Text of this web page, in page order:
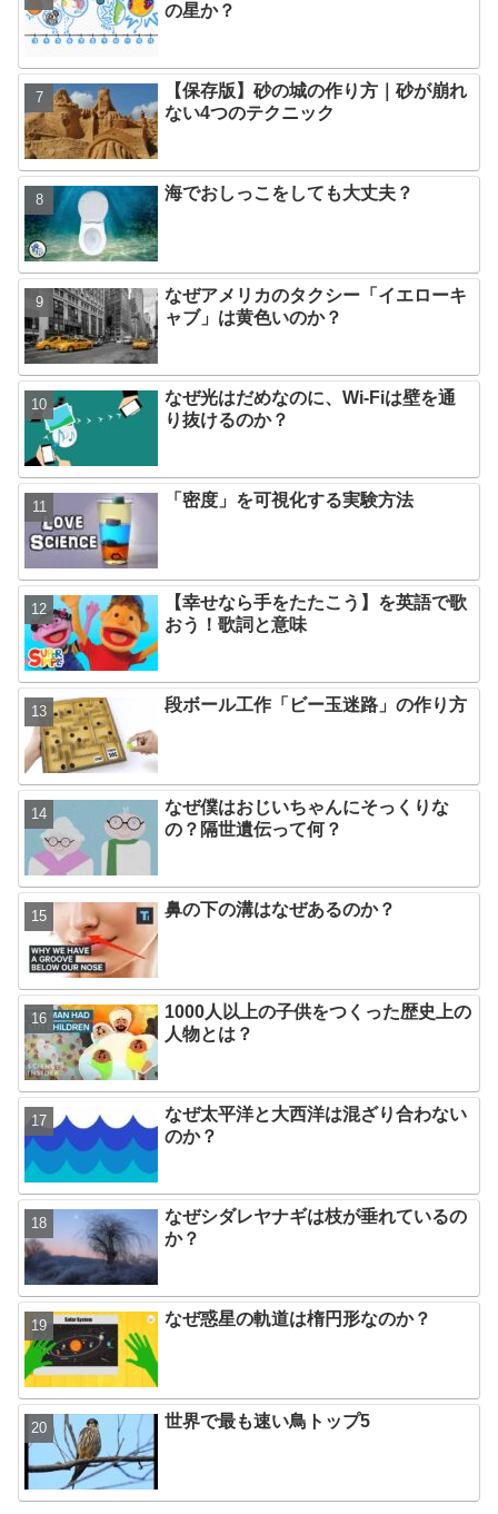
の星か？
【保存版】砂の城の作り方｜砂が崩れ
ない4つのテクニック
海でおしっこをしても大丈夫？
なぜアメリカのタクシー「イエローキ
ャブ」は黄色いのか？
なぜ光はだめなのに、Wi-Fiは壁を通
り抜けるのか？
「密度」を可視化する実験方法
【幸せなら手をたたこう】を英語で歌
おう！歌詞と意味
段ボール工作「ビー玉迷路」の作り方
なぜ僕はおじいちゃんにそっくりな
の？隔世遺伝って何？
鼻の下の溝はなぜあるのか？
1000人以上の子供をつくった歴史上の
人物とは？
なぜ太平洋と大西洋は混ざり合わない
のか？
なぜシダレヤナギは枝が垂れているの
か？
なぜ惑星の軌道は楕円形なのか？
世界で最も速い鳥トップ5